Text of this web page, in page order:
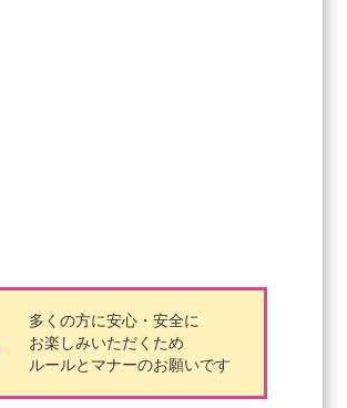
多くの方に安心・安全に
お楽しみいただくため
ルールとマナーのお願いです